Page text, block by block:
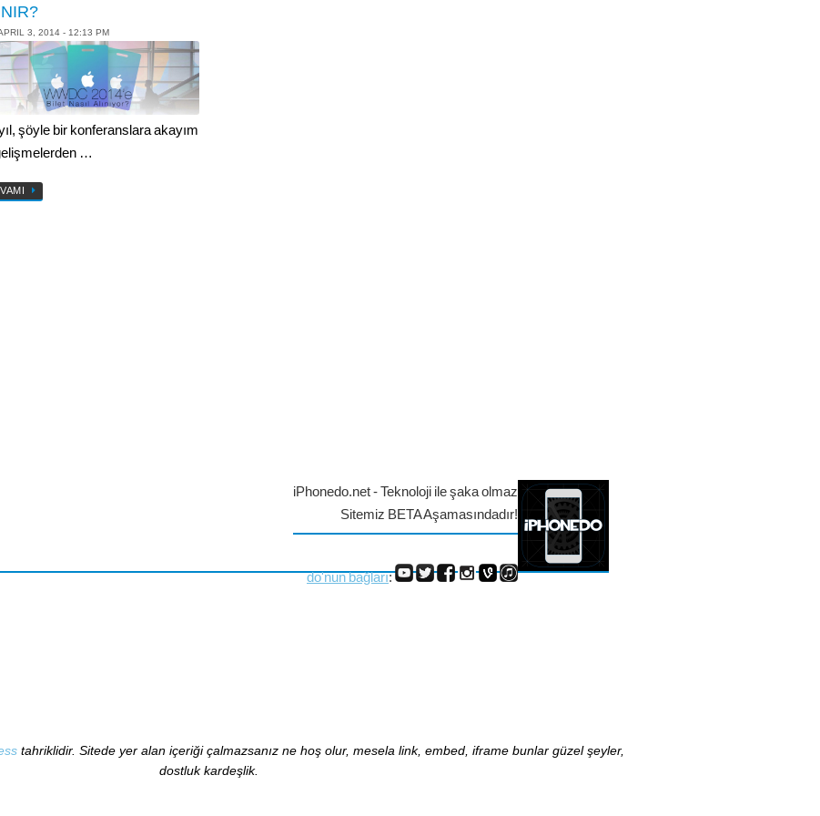
3, 2014 - 12:13 PM
şöyle bir konferanslara akayım
…
iPhonedo.net - Teknoloji ile şaka olmaz
Sitemiz BETA Aşamasındadır!
do'nun bağları:
tahriklidir. Sitede yer alan içeriği çalmazsanız ne hoş olur, mesela link, embed, iframe bunlar güzel şeyler,
dostluk kardeşlik.